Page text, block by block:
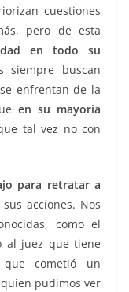
cuestiones
pero de esta
en todo su
buscan
enfrentan de la
en su mayoría
tal vez no con
para retratar a
acciones. Nos
como el
al juez que tiene
cometió un
pudimos ver